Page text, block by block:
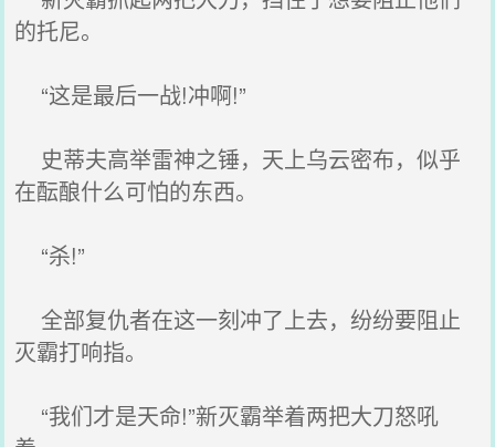
的托尼。
“这是最后一战!冲啊!”
史蒂夫高举雷神之锤，天上乌云密布，似乎
在酝酿什么可怕的东西。
“杀!”
全部复仇者在这一刻冲了上去，纷纷要阻止
灭霸打响指。
“我们才是天命!”新灭霸举着两把大刀怒吼